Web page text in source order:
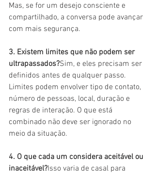
Mas, se for um desejo consciente e
compartilhado, a conversa pode avançar
com mais segurança.
3. Existem limites que não podem ser
ultrapassados?Sim, e eles precisam ser
definidos antes de qualquer passo.
Limites podem envolver tipo de contato,
número de pessoas, local, duração e
regras de interação. O que está
combinado não deve ser ignorado no
meio da situação.
4. O que cada um considera aceitável ou
inaceitável?Isso varia de casal para